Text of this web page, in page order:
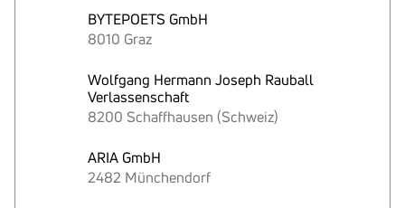
BYTEPOETS GmbH
8010 Graz
Wolfgang Hermann Joseph Rauball
Verlassenschaft
8200 Schaffhausen (Schweiz)
ARIA GmbH
2482 Münchendorf